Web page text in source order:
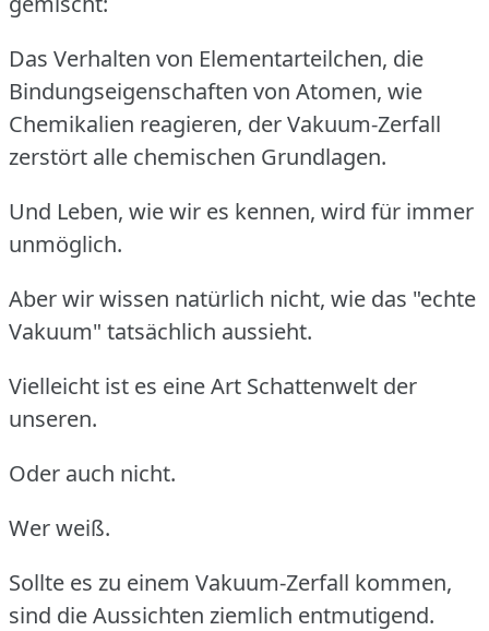
Das Verhalten von Elementarteilchen, die
Bindungseigenschaften von Atomen, wie
Chemikalien reagieren, der Vakuum-Zerfall
zerstört alle chemischen Grundlagen.
Und Leben, wie wir es kennen, wird für immer
unmöglich.
Aber wir wissen natürlich nicht, wie das "echte
Vakuum" tatsächlich aussieht.
Vielleicht ist es eine Art Schattenwelt der
unseren.
Oder auch nicht.
Wer weiß.
Sollte es zu einem Vakuum-Zerfall kommen,
sind die Aussichten ziemlich entmutigend.